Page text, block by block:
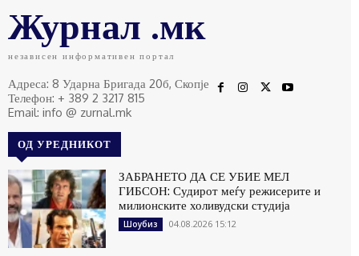
Журнал .мк
независен информативен портал
Адреса: 8 Ударна Бригада 20б, Скопје
Телефон: + 389 2 3217 815
Email: info @ zurnal.mk
ОД УРЕДНИКОТ
ЗАБРАНЕТО ДА СЕ УБИЕ МЕЛ
ГИБСОН: Судирот меѓу режисерите и
милионските холивудски студија
Шоубиз 04.08.2026 15:12